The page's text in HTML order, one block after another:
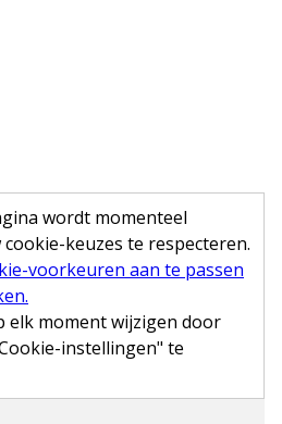
wordt momenteel
keuzes te respecteren.
voorkeuren aan te passen
elk moment wijzigen door
instellingen" te